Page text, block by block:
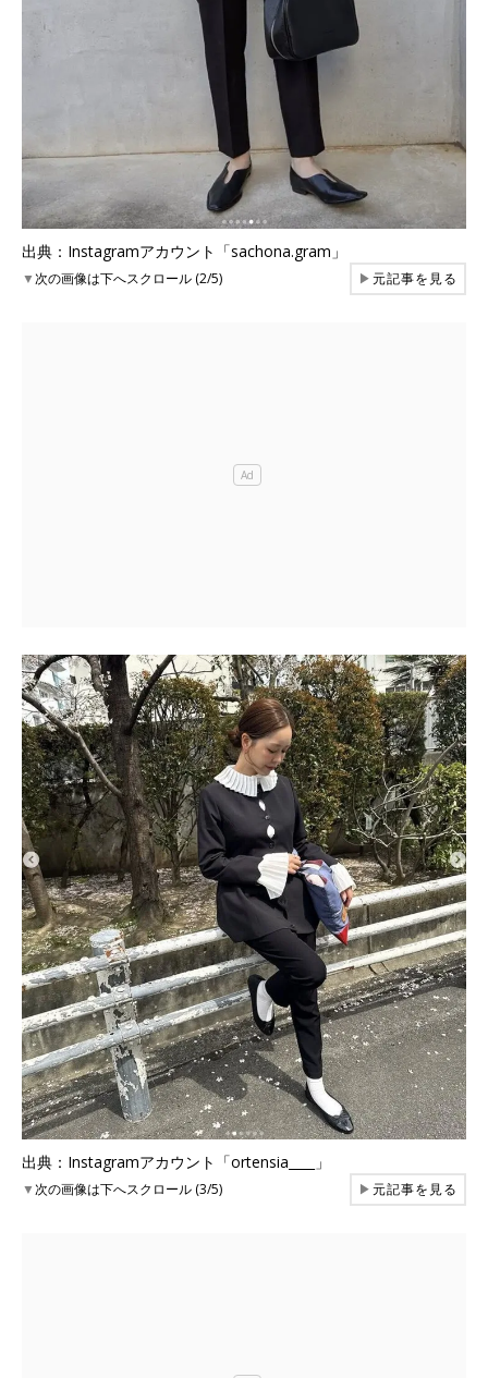
出典：Instagramアカウント「sachona.gram」
▼次の画像は下へスクロール (2/5) ▶元記事を見る
出典：Instagramアカウント「ortensia____」
▼次の画像は下へスクロール (3/5) ▶元記事を見る